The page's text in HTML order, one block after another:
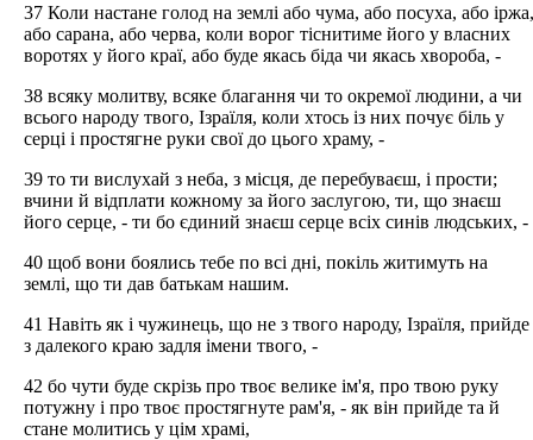
37 Коли настане голод на землі або чума, або посуха, або іржа,
або сарана, або черва, коли ворог тіснитиме його у власних
воротях у його краї, або буде якась біда чи якась хвороба, -
38 всяку молитву, всяке благання чи то окремої людини, а чи
всього народу твого, Ізраїля, коли хтось із них почує біль у
серці і простягне руки свої до цього храму, -
39 то ти вислухай з неба, з місця, де перебуваєш, і прости;
вчини й відплати кожному за його заслугою, ти, що знаєш
його серце, - ти бо єдиний знаєш серце всіх синів людських, -
40 щоб вони боялись тебе по всі дні, покіль житимуть на
землі, що ти дав батькам нашим.
41 Навіть як і чужинець, що не з твого народу, Ізраїля, прийде
з далекого краю задля імени твого, -
42 бо чути буде скрізь про твоє велике ім'я, про твою руку
потужну і про твоє простягнуте рам'я, - як він прийде та й
стане молитись у цім храмі,